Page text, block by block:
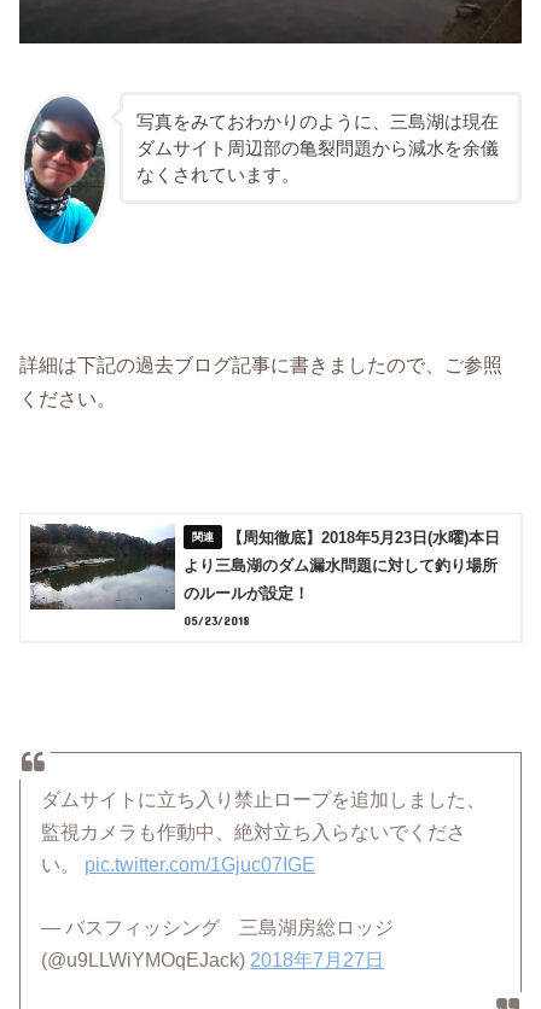
写真をみておわかりのように、三島湖は現在
ダムサイト周辺部の亀裂問題から減水を余儀
なくされています。
詳細は下記の過去ブログ記事に書きましたので、ご参照
ください。
【周知徹底】2018年5月23日(水曜)本日
より三島湖のダム漏水問題に対して釣り場所
のルールが設定！
05/23/2018
ダムサイトに立ち入り禁止ロープを追加しました、
監視カメラも作動中、絶対立ち入らないでくださ
い。 pic.twitter.com/1Gjuc07IGE
— バスフィッシング 三島湖房総ロッジ
(@u9LLWiYMOqEJack) 2018年7月27日